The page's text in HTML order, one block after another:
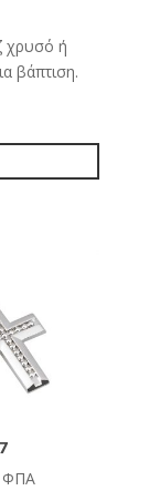
χρυσό ή
βάπτιση.